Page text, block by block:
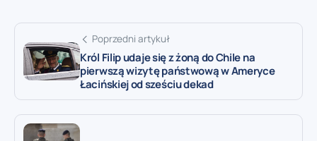
Poprzedni artykuł
Król Filip udaje się z żoną do Chile na
pierwszą wizytę państwową w Ameryce
Łacińskiej od sześciu dekad